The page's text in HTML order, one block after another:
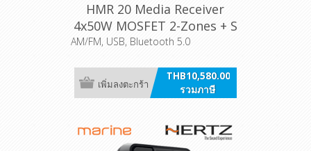
HMR 20 Media Receiver
4x50W MOSFET 2-Zones + S
AM/FM, USB, Bluetooth 5.0
THB10,580.00
รวมภาษี
เพิ่มลงตะกร้า